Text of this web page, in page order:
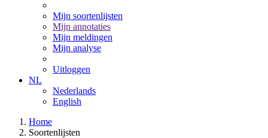
Mijn soortenlijsten
Mijn annotaties
Mijn meldingen
Mijn analyse
Uitloggen
NL
Nederlands
English
Home
Soortenlijsten